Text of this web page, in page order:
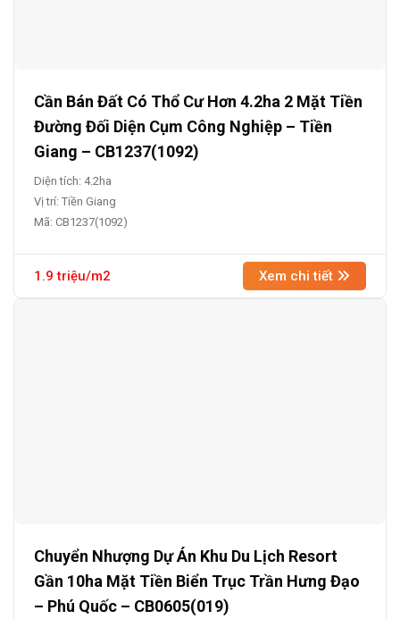
Cần Bán Đất Có Thổ Cư Hơn 4.2ha 2 Mặt Tiền
Đường Đối Diện Cụm Công Nghiệp – Tiền
Giang – CB1237(1092)
Diện tích: 4.2ha
Vị trí: Tiền Giang
Mã: CB1237(1092)
1.9 triệu/m2 Xem chi tiết
Chuyển Nhượng Dự Án Khu Du Lịch Resort
Gần 10ha Mặt Tiền Biển Trục Trần Hưng Đạo
– Phú Quốc – CB0605(019)